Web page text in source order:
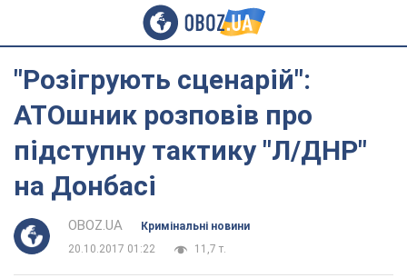
"Розігрують сценарій":
АТОшник розповів про
підступну тактику "Л/ДНР"
на Донбасі
OBOZ.UA
Кримінальні новини
20.10.2017 01:22
11,7 т.